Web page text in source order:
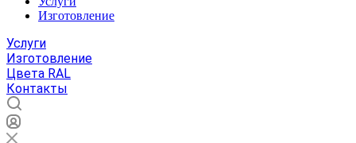
Изготовление
Услуги
Изготовление
Цвета RAL
Контакты